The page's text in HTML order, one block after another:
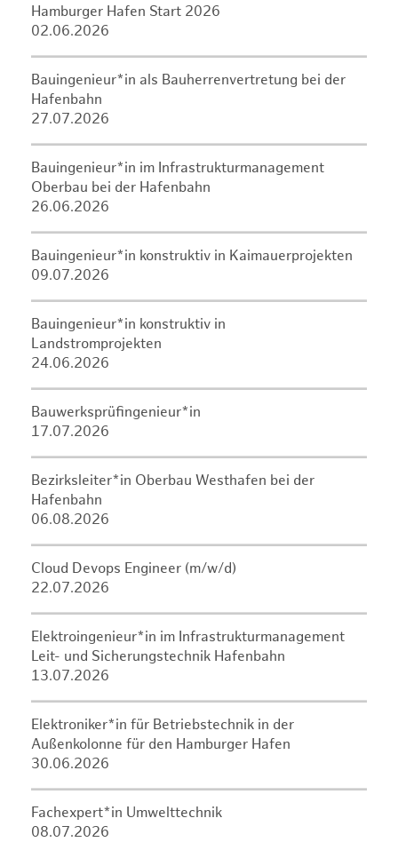
Hamburger Hafen Start 2026
02.06.2026
Bauingenieur*in als Bauherrenvertretung bei der
Hafenbahn
27.07.2026
Bauingenieur*in im Infrastrukturmanagement
Oberbau bei der Hafenbahn
26.06.2026
Bauingenieur*in konstruktiv in Kaimauerprojekten
09.07.2026
Bauingenieur*in konstruktiv in
Landstromprojekten
24.06.2026
Bauwerksprüfingenieur*in
17.07.2026
Bezirksleiter*in Oberbau Westhafen bei der
Hafenbahn
06.08.2026
Cloud Devops Engineer (m/w/d)
22.07.2026
Elektroingenieur*in im Infrastrukturmanagement
Leit- und Sicherungstechnik Hafenbahn
13.07.2026
Elektroniker*in für Betriebstechnik in der
Außenkolonne für den Hamburger Hafen
30.06.2026
Fachexpert*in Umwelttechnik
08.07.2026